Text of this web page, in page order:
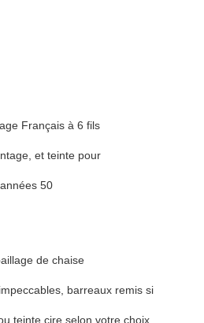
Français à 6 fils
et teinte pour
50
de chaise
barreaux remis si
teinte cire selon votre choix.